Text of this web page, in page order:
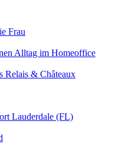
Frau
Alltag im Homeoffice
Relais & Châteaux
Lauderdale (FL)